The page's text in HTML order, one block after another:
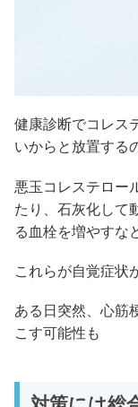
健康診断でコレス
いからと放置する
悪玉コレステロー
たり、石灰化して
る血栓を増やすな
これらが自覚症状
ある日突然、心筋
こす可能性も